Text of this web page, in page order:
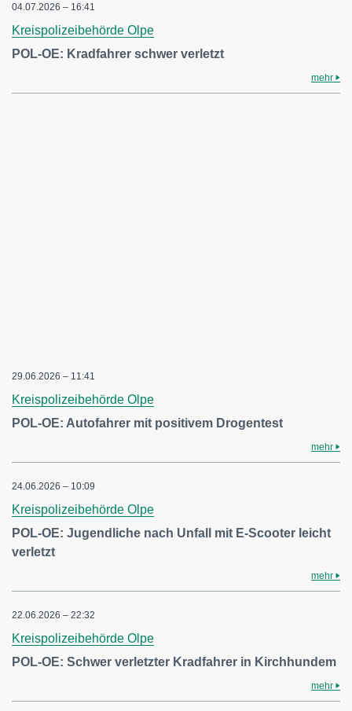
04.07.2026 – 16:41
Kreispolizeibehörde Olpe
POL-OE: Kradfahrer schwer verletzt
mehr
29.06.2026 – 11:41
Kreispolizeibehörde Olpe
POL-OE: Autofahrer mit positivem Drogentest
mehr
24.06.2026 – 10:09
Kreispolizeibehörde Olpe
POL-OE: Jugendliche nach Unfall mit E-Scooter leicht
verletzt
mehr
22.06.2026 – 22:32
Kreispolizeibehörde Olpe
POL-OE: Schwer verletzter Kradfahrer in Kirchhundem
mehr